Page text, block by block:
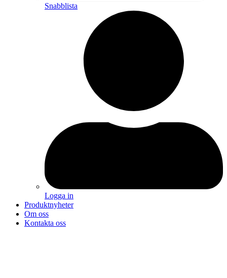
Snabblista
Logga in
Produktnyheter
Om oss
Kontakta oss